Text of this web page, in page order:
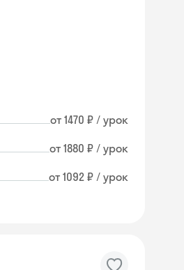
от 1470 ₽ / урок
от 1880 ₽ / урок
от 1092 ₽ / урок